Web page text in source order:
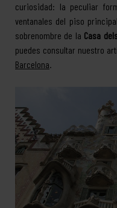
curiosidad: la peculiar
ventanales del piso
sobrenombre de la Casa
puedes consultar nuestro
Barcelona.